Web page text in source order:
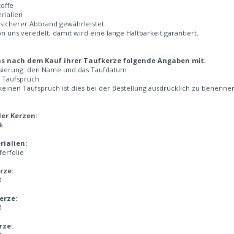
Abbrand gewährleistet.
uns veredelt, damit wird eine lange Haltbarkeit garantiert.
nach dem Kauf ihrer Taufkerze folgende Angaben mit.
den Name und das Taufdatum
Taufspruch ist dies bei der Bestellung ausdrücklich zu
Kerzen: